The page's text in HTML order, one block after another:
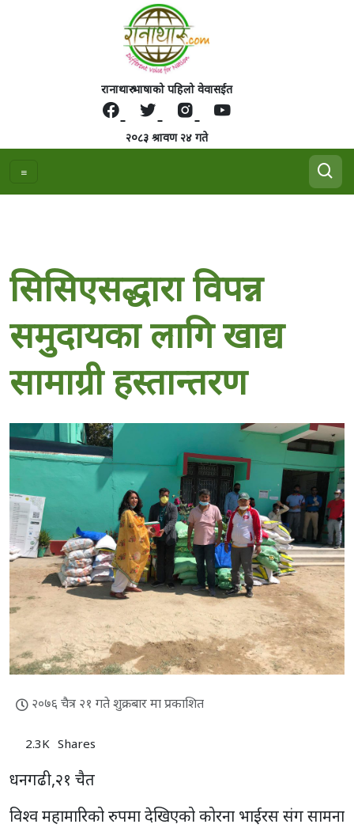
रानाथारु भाषाको पहिलो वेवासईत
२०८३ श्रावण २४ गते
सिसिएसद्धारा विपन्न
समुदायका लागि खाद्य
सामाग्री हस्तान्तरण
२०७६ चैत्र २१ गते शुक्रबार मा प्रकाशित
2.3K Shares
धनगढी,२१ चैत
विश्व महामारिको रुपमा देखिएको कोरना भाईरस संग सामना